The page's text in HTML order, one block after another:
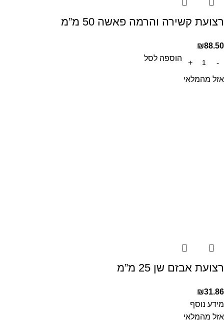
רצועת קשירה והרמה פאשה 50 מ”מ
₪88.50
הוספה לסל
אזל מהמלאי
רצועת אבזם שן 25 מ”מ
₪31.86
מידע נוסף
אזל מהמלאי